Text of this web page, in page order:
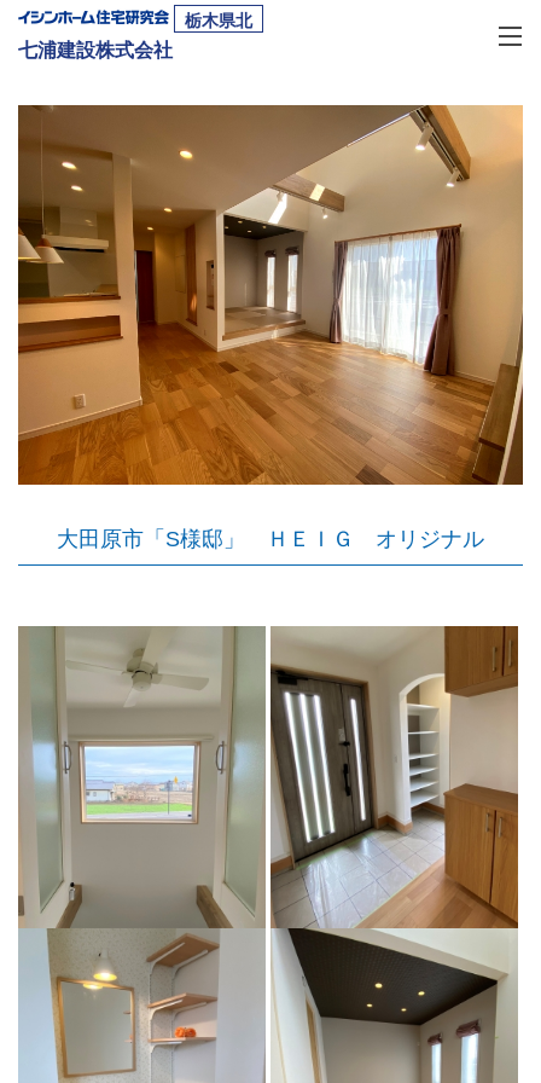
栃木県北
七浦建設株式会社
大田原市「S様邸」 ＨＥＩＧ オリジナル